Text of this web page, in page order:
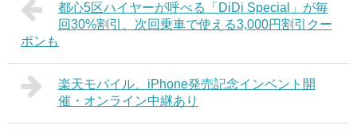
都心5区ハイヤーが呼べる「DiDi Special」が毎
回30%割引、次回乗車で使える3,000円割引クー
ポンも
楽天モバイル、iPhone発売記念インベント開
催・オンライン中継あり